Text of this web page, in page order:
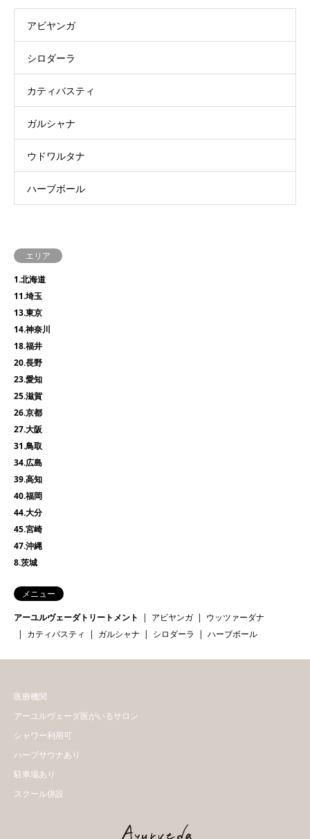
アビヤンガ
シロダーラ
カティバスティ
ガルシャナ
ウドワルタナ
ハーブボール
エリア
1.北海道
11.埼玉
13.東京
14.神奈川
18.福井
20.長野
23.愛知
25.滋賀
26.京都
27.大阪
31.鳥取
34.広島
39.高知
40.福岡
44.大分
45.宮崎
47.沖縄
8.茨城
メニュー
アーユルヴェーダトリートメント
アビヤンガ
ウッツァーダナ
カティバスティ
ガルシャナ シロダーラ ハーブボール
医療機関
アーユルヴェーダ医がいるサロン
シャワー利用可
ハーブサウナあり
駐車場あり
スクール併設